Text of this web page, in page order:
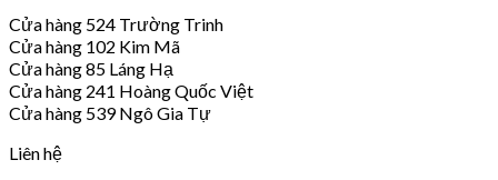
Cửa hàng 524 Trường Trinh
Cửa hàng 102 Kim Mã
Cửa hàng 85 Láng Hạ
Cửa hàng 241 Hoàng Quốc Việt
Cửa hàng 539 Ngô Gia Tự
Liên hệ